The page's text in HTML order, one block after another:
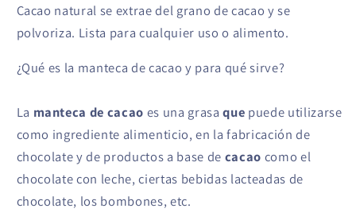
Cacao natural se extrae del grano de cacao y se
polvoriza. Lista para cualquier uso o alimento.
¿Qué es la manteca de cacao y para qué sirve?
La manteca de cacao es una grasa que puede utilizarse
como ingrediente alimenticio, en la fabricación de
chocolate y de productos a base de cacao como el
chocolate con leche, ciertas bebidas lacteadas de
chocolate, los bombones, etc.